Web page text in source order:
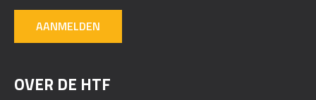
AANMELDEN
OVER DE HTF